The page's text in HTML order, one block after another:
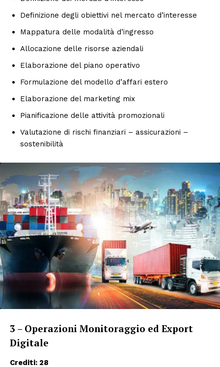
Definizione degli obiettivi nel mercato d’interesse
Mappatura delle modalità d’ingresso
Allocazione delle risorse aziendali
Elaborazione del piano operativo
Formulazione del modello d’affari estero
Elaborazione del marketing mix
Pianificazione delle attività promozionali
Valutazione di rischi finanziari – assicurazioni –
sostenibilità
3 – Operazioni Monitoraggio ed Export
Digitale
Crediti: 28